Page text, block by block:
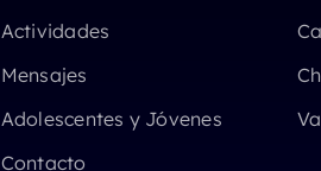
Actividades
Mensajes
Adolescentes y Jóvenes
Contacto